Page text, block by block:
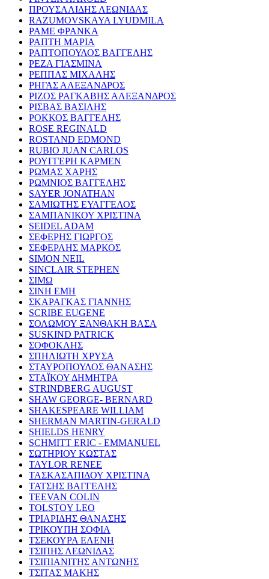
ΠΡΟΥΣΑΛΙΔΗΣ ΛΕΩΝΙΔΑΣ
RAZUMOVSKAYA LYUDMILA
ΡΑΜΕ ΦΡΑΝΚΑ
ΡΑΠΤΗ ΜΑΡΙΑ
ΡΑΠΤΟΠΟΥΛΟΣ ΒΑΓΓΕΛΗΣ
ΡΕΖΑ ΓΙΑΣΜΙΝΑ
ΡΕΠΠΑΣ ΜΙΧΑΛΗΣ
ΡΗΓΑΣ ΑΛΕΞΑΝΔΡΟΣ
ΡΙΖΟΣ ΡΑΓΚΑΒΗΣ ΑΛΕΞΑΝΔΡΟΣ
ΡΙΣΒΑΣ ΒΑΣΙΛΗΣ
ΡΟΚΚΟΣ ΒΑΓΓΕΛΗΣ
ROSE REGINALD
ROSTAND EDMOND
RUBIO JUAN CARLOS
ΡΟΥΓΓΕΡΗ ΚΑΡΜΕΝ
ΡΩΜΑΣ ΧΑΡΗΣ
ΡΩΜΝΙΟΣ ΒΑΓΓΕΛΗΣ
SAYER JONATHAN
ΣΑΜΙΩΤΗΣ ΕΥΑΓΓΕΛΟΣ
ΣΑΜΠΑΝΙΚΟΥ ΧΡΙΣΤΙΝΑ
SEIDEL ADAM
ΣΕΦΕΡΗΣ ΓΙΩΡΓΟΣ
ΣΕΦΕΡΛΗΣ ΜΑΡΚΟΣ
SIMON NEIL
SINCLAIR STEPHEN
ΣΙΜΩ
ΣΙΝΗ ΕΜΗ
ΣΚΑΡΑΓΚΑΣ ΓΙΑΝΝΗΣ
SCRIBE EUGENE
ΣΟΛΩΜΟΥ ΞΑΝΘΑΚΗ ΒΑΣΑ
SUSKIND PATRICK
ΣΟΦΟΚΛΗΣ
ΣΠΗΛΙΩΤΗ ΧΡΥΣΑ
ΣΤΑΥΡΟΠΟΥΛΟΣ ΘΑΝΑΣΗΣ
ΣΤΑΪΚΟΥ ΔΗΜΗΤΡΑ
STRINDBERG AUGUST
SHAW GEORGE- BERNARD
SHAKESPEARE WILLIAM
SHERMAN MARTIN-GERALD
SHIELDS HENRY
SCHMITT ERIC - EMMANUEL
ΣΩΤΗΡΙΟΥ ΚΩΣΤΑΣ
TAYLOR RENEE
ΤΑΣΚΑΣΑΠΙΔΟΥ ΧΡΙΣΤΙΝΑ
ΤΑΤΣΗΣ ΒΑΓΓΕΛΗΣ
TEEVAN COLIN
TOLSTOY LEO
ΤΡΙΑΡΙΔΗΣ ΘΑΝΑΣΗΣ
ΤΡΙΚΟΥΠΗ ΣΟΦΙΑ
ΤΣΕΚΟΥΡΑ ΕΛΕΝΗ
ΤΣΙΠΗΣ ΛΕΩΝΙΔΑΣ
ΤΣΙΠΙΑΝΙΤΗΣ ΑΝΤΩΝΗΣ
ΤΣΙΤΑΣ ΜΑΚΗΣ